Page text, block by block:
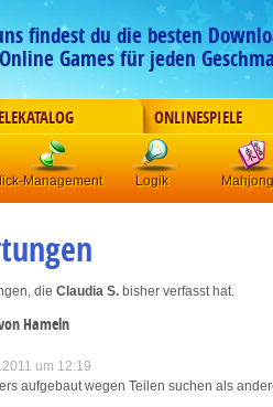
findest du die besten
Games für jeden
ONLINESPIELE
Management Logik Mahjong
die Claudia S. bisher verfasst hat.
Hameln
um 12:19
aufgebaut wegen Teilen suchen als